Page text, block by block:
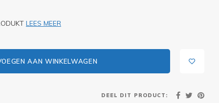
LEES MEER
AAN WINKELWAGEN
DEEL DIT PRODUCT: